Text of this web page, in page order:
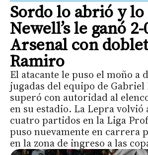
Sordo lo abrió y
Newell’s le ganó 2-
Arsenal con
Ramiro
El atacante le puso el moño a
jugadas del equipo de Gabriel
superó con autoridad al
en su estadio. La Lepra volvió
cuatro partidos en la Liga
puso nuevamente en carrera
en la zona de ingreso a las